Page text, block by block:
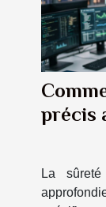
précis
privée
La